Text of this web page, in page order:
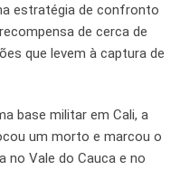
estratégia de confronto
de cerca de
que levem à captura de
base militar em Cali, a
um morto e marcou o
no Vale do Cauca e no